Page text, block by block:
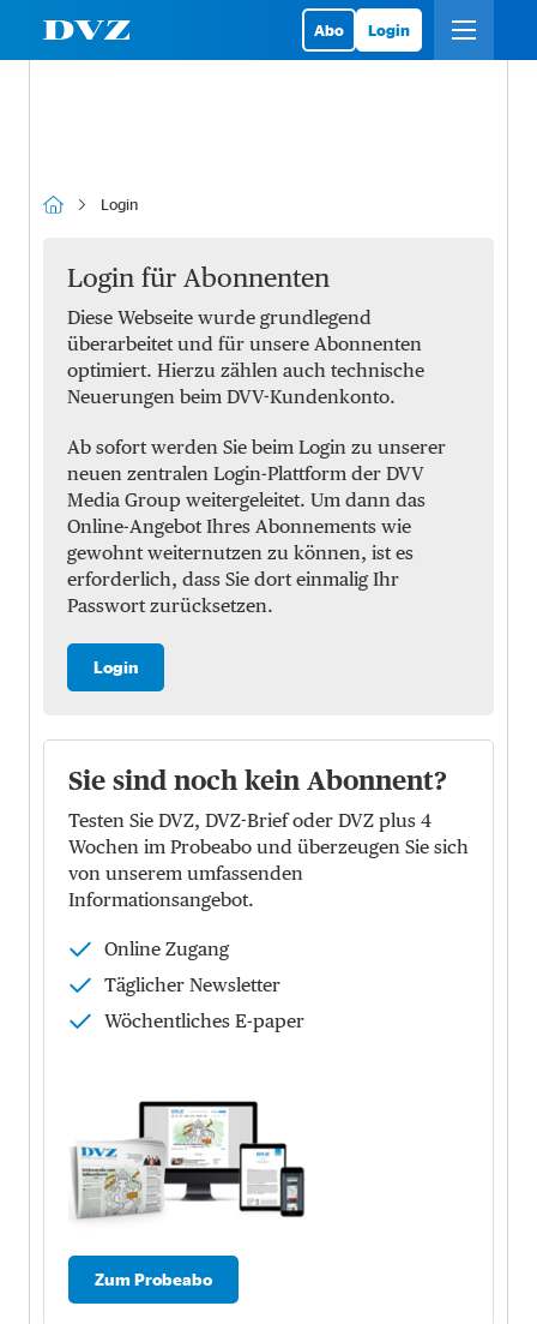
Abo Login
Login
Login für Abonnenten
Diese Webseite wurde grundlegend
überarbeitet und für unsere Abonnenten
optimiert. Hierzu zählen auch technische
Neuerungen beim DVV-Kundenkonto.
Ab sofort werden Sie beim Login zu unserer
neuen zentralen Login-Plattform der DVV
Media Group weitergeleitet. Um dann das
Online-Angebot Ihres Abonnements wie
gewohnt weiternutzen zu können, ist es
erforderlich, dass Sie dort einmalig Ihr
Passwort zurücksetzen.
Login
Sie sind noch kein Abonnent?
Testen Sie DVZ, DVZ-Brief oder DVZ plus 4
Wochen im Probeabo und überzeugen Sie sich
von unserem umfassenden
Informationsangebot.
Online Zugang
Täglicher Newsletter
Wöchentliches E-paper
Zum Probeabo